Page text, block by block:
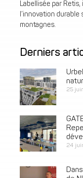
Labellisée par
l’innovation
montagnes.
Derniers
25
24